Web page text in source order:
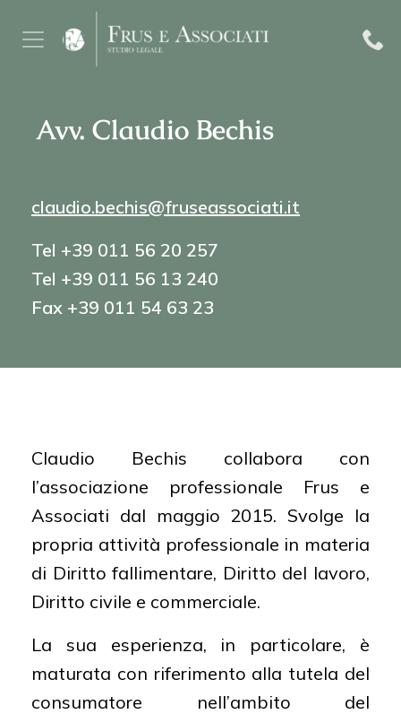
Avv. Claudio Bechis
claudio.bechis@fruseassociati.it
Tel +39 011 56 20 257
Tel +39 011 56 13 240
Fax +39 011 54 63 23
ABILITAZIONI:Avvocato del Foro di
Torino
LINGUE STRANIERE:Inglese, francese e
spagnolo
Claudio Bechis collabora con
l’associazione professionale Frus e
Associati dal maggio 2015. Svolge la
propria attività professionale in materia
di Diritto fallimentare, Diritto del lavoro,
Diritto civile e commerciale.
La sua esperienza, in particolare, è
maturata con riferimento alla tutela del
consumatore nell’ambito del